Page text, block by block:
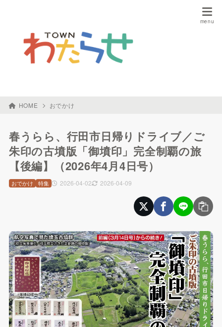
HOME おでかけ
春うらら、行田市日帰りドライブ／ご
朱印の古墳版「御墳印」完全制覇の旅
【後編】（2026年4月4日号）
2026-04-02 2026-04-09
おでかけ 特集